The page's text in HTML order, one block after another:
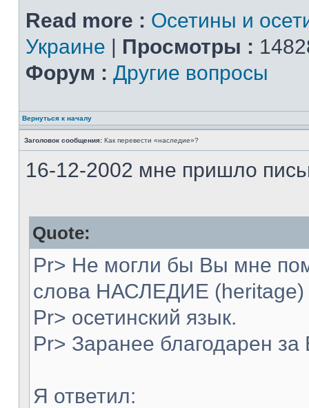
Read more : Осетины и
Украине | Просмотры :
Форум : Другие вопросы
Вернуться к началу
Заголовок сообщения: Как перевести «наследие»?
16-12-2002 мне пришло
Quote:
Pr> Не могли бы Вы мне
слова НАСЛЕДИЕ (heritage)
Pr> осетинский язык.
Pr> Заранее благодарен
Я ответил: